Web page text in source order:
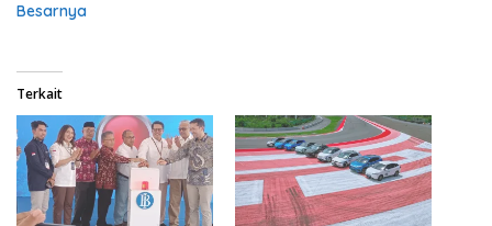
Besarnya
Terkait